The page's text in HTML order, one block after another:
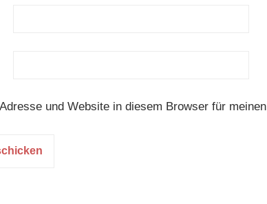
und Website in diesem Browser für